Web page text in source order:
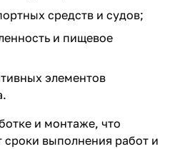
средств и судов;
и пищевое
элементов
и монтаже, что
сроки выполнения работ и